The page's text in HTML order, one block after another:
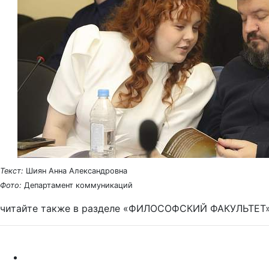
Текст: Шиян Анна Александровна
Фото: Департамент коммуникаций
читайте также в разделе «ФИЛОСОФСКИЙ